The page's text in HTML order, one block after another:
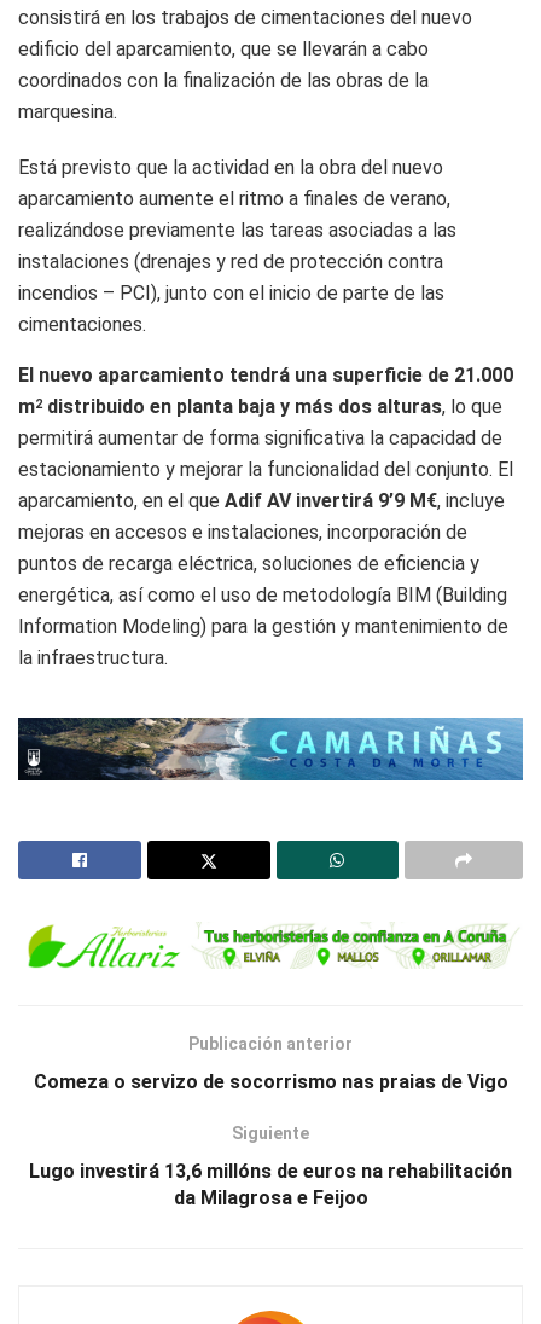
consistirá en los trabajos de cimentaciones del nuevo
edificio del aparcamiento, que se llevarán a cabo
coordinados con la finalización de las obras de la
marquesina.
Está previsto que la actividad en la obra del nuevo
aparcamiento aumente el ritmo a finales de verano,
realizándose previamente las tareas asociadas a las
instalaciones (drenajes y red de protección contra
incendios – PCI), junto con el inicio de parte de las
cimentaciones.
El nuevo aparcamiento tendrá una superficie de 21.000
m2 distribuido en planta baja y más dos alturas, lo que
permitirá aumentar de forma significativa la capacidad de
estacionamiento y mejorar la funcionalidad del conjunto. El
aparcamiento, en el que Adif AV invertirá 9’9 M€, incluye
mejoras en accesos e instalaciones, incorporación de
puntos de recarga eléctrica, soluciones de eficiencia y
energética, así como el uso de metodología BIM (Building
Information Modeling) para la gestión y mantenimiento de
la infraestructura.
Publicación anterior
Comeza o servizo de socorrismo nas praias de Vigo
Siguiente
Lugo investirá 13,6 millóns de euros na rehabilitación
da Milagrosa e Feijoo